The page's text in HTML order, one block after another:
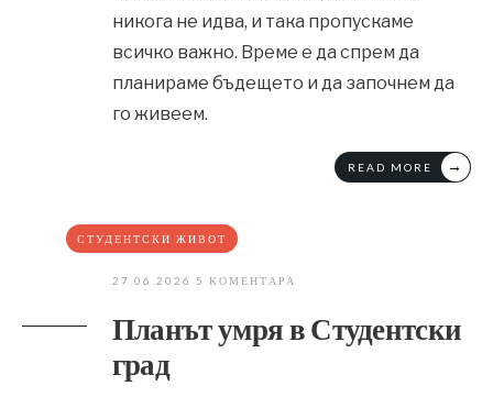
никога не идва, и така пропускаме
всичко важно. Време е да спрем да
планираме бъдещето и да започнем да
го живеем.
READ MORE →
СТУДЕНТСКИ ЖИВОТ
27.06.2026 5 КОМЕНТАРА
Планът умря в Студентски
град